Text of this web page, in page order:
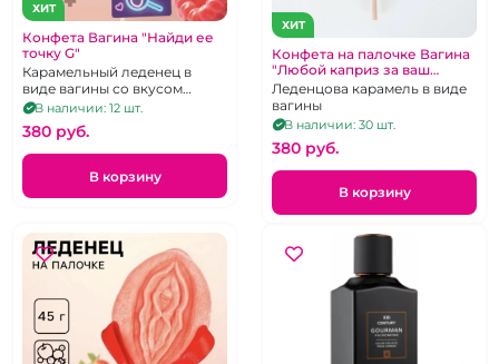
ХИТ
Конфета Вагина "Найди ее
точку G"
Карамельный леденец в
виде вагины со вкусом
малины
В наличии: 12 шт.
380 pуб.
В корзину
ХИТ
Конфета на палочке Вагина
"Любой каприз за ваш
отлиз"
Леденцова карамель в виде
вагины
В наличии: 30 шт.
380 pуб.
В корзину